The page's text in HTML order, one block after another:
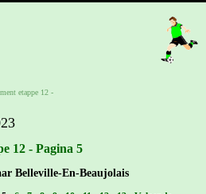
etappe 12 -
12 - Pagina 5
Belleville-En-Beaujolais